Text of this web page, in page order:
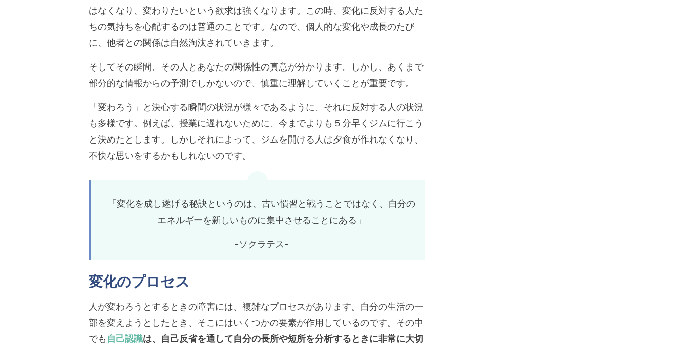
はなくなり、変わりたいという欲求は強くなります。この時、変化に反対する人た
ちの気持ちを心配するのは普通のことです。なので、個人的な変化や成長のたび
に、他者との関係は自然淘汰されていきます。
そしてその瞬間、その人とあなたの関係性の真意が分かります。しかし、あくまで
部分的な情報からの予測でしかないので、慎重に理解していくことが重要です。
「変わろう」と決心する瞬間の状況が様々であるように、それに反対する人の状況
も多様です。例えば、授業に遅れないために、今までよりも５分早くジムに行こう
と決めたとします。しかしそれによって、ジムを開ける人は夕食が作れなくなり、
不快な思いをするかもしれないのです。
「変化を成し遂げる秘訣というのは、古い慣習と戦うことではなく、自分の
エネルギーを新しいものに集中させることにある」
-ソクラテス-
変化のプロセス
人が変わろうとするときの障害には、複雑なプロセスがあります。自分の生活の一
部を変えようとしたとき、そこにはいくつかの要素が作用しているのです。その中
でも 自己認識は、自己反省を通して自分の長所や短所を分析するときに非常に大切